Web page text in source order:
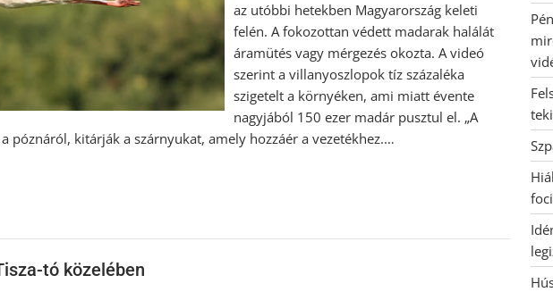
az utóbbi hetekben Magyarország keleti
felén. A fokozottan védett madarak halálát
áramütés vagy mérgezés okozta. A videó
szerint a villanyoszlopok tíz százaléka
szigetelt a környéken, ami miatt évente
nagyjából 150 ezer madár pusztul el. „A
póznáról, kitárják a szárnyukat, amely hozzáér a vezetékhez.…
tó közelében